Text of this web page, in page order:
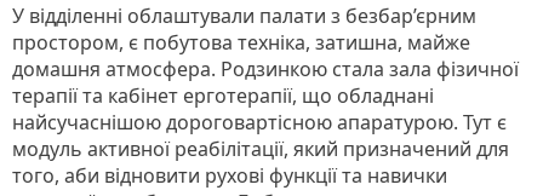
У відділенні облаштували палати з безбар’єрним
простором, є побутова техніка, затишна, майже
домашня атмосфера. Родзинкою стала зала фізичної
терапії та кабінет ерготерапії, що обладнані
найсучаснішою дороговартісною апаратурою. Тут є
модуль активної реабілітації, який призначений для
того, аби відновити рухові функції та навички